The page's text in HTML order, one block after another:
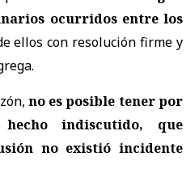
ocurridos entre los
ellos con resolución firme y
no es posible tener por
indiscutido, que
no existió incidente